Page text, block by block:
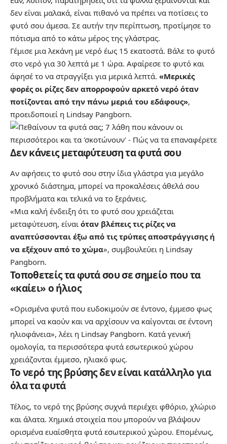
δεν είναι μαλακά, είναι πιθανό να πρέπει να ποτίσεις το
φυτό σου άμεσα. Σε αυτήν την περίπτωση, προτίμησε το
πότισμα από το κάτω μέρος της γλάστρας.
Γέμισε μια λεκάνη με νερό έως 15 εκατοστά. Βάλε το φυτό
στο νερό για 30 λεπτά με 1 ώρα. Αφαίρεσε το φυτό και
άφησέ το να στραγγίξει για μερικά λεπτά. «Μερικές
φορές οι ρίζες δεν απορροφούν αρκετό νερό όταν
ποτίζονται από την πάνω μεριά του εδάφους»,
προειδοποιεί η Lindsay Pangborn.
Δεν κάνεις μεταφύτευση τα φυτά σου
Αν αφήσεις το φυτό σου στην ίδια γλάστρα για μεγάλο
χρονικό διάστημα, μπορεί να προκαλέσεις άθελά σου
προβλήματα και τελικά να το ξεράνεις.
«Μια καλή ένδειξη ότι το φυτό σου χρειάζεται
μεταφύτευση, είναι όταν βλέπεις τις ρίζες να
αναπτύσσονται έξω από τις τρύπες αποστράγγισης ή
να εξέχουν από το χώμα», συμβουλεύει η Lindsay
Pangborn.
Τοποθετείς τα φυτά σου σε σημείο που τα
«καίει» ο ήλιος
«Ορισμένα φυτά που ευδοκιμούν σε έντονο, έμμεσο φως
μπορεί να καούν και να αρχίσουν να καίγονται σε έντονη
ηλιοφάνεια», λέει η Lindsay Pangborn. Κατά γενική
ομολογία, τα περισσότερα φυτά εσωτερικού χώρου
χρειάζονται έμμεσο, ηλιακό φως.
Το νερό της βρύσης δεν είναι κατάλληλο για
όλα τα φυτά
Τέλος, το νερό της βρύσης συχνά περιέχει φθόριο, χλώριο
και άλατα. Χημικά στοιχεία που μπορούν να βλάψουν
ορισμένα ευαίσθητα φυτά εσωτερικού χώρου. Επομένως,